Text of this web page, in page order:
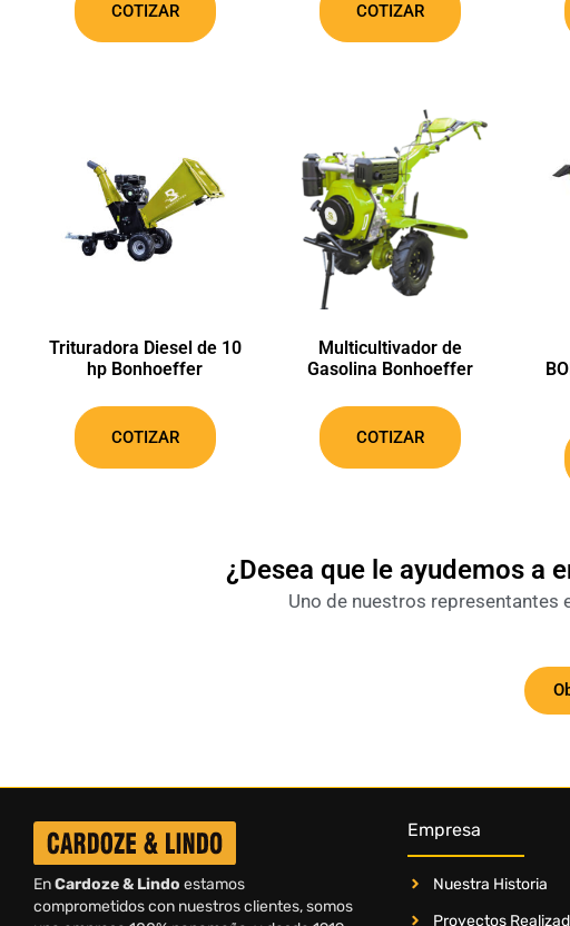
COTIZAR COTIZAR
Trituradora Diesel de 10
hp Bonhoeffer
COTIZAR
Multicultivador de
Gasolina Bonhoeffer
COTIZAR
¿Desea que le ayudemos a
Uno de nuestros representantes
EnCardoze & Lindo estamos
comprometidos con nuestros clientes, somos
Empresa
Nuestra Historia
Proyectos